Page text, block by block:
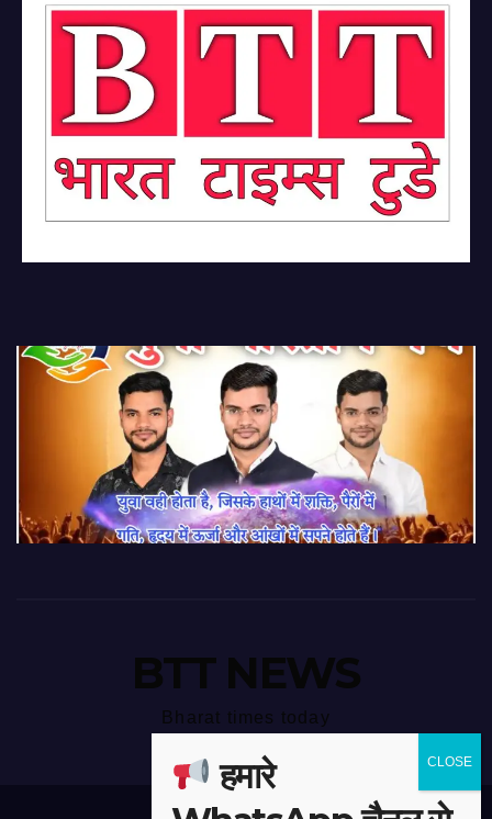
BTT NEWS
Bharat times today
हमारे